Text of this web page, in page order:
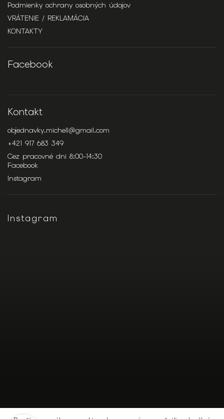
Podmienky ochrany osobných údajov
VRÁTENIE / REKLAMÁCIA
KONTAKTY
Facebook
Kontakt
objednavky.michell@gmail.com
+421 917 683 349
Cez pracovné dni 8:00-14:30
Facebook
Instagram
Instagram